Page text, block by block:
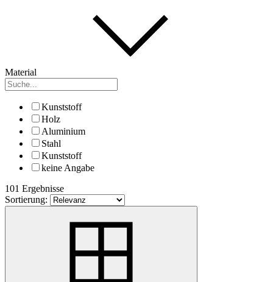
Material
Kunststoff
Holz
Aluminium
Stahl
Kunststoff
keine Angabe
101 Ergebnisse
Sortierung: